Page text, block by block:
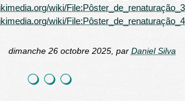
wiki/
wiki/
dimanche 26 octobre 2025, par Daniel Silva